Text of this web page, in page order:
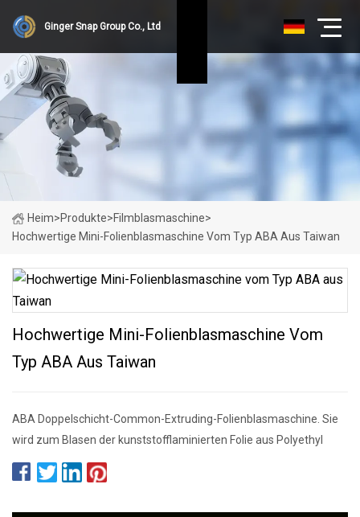
Ginger Snap Group Co., Ltd
Heim>Produkte>Filmblasmaschine>
Hochwertige Mini-Folienblasmaschine Vom Typ ABA Aus Taiwan
Hochwertige Mini-Folienblasmaschine Vom
Typ ABA Aus Taiwan
ABA Doppelschicht-Common-Extruding-Folienblasmaschine. Sie
wird zum Blasen der kunststofflaminierten Folie aus Polyethyl